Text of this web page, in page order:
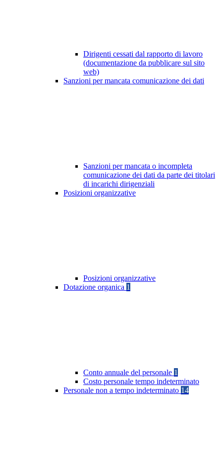
Dirigenti cessati dal rapporto di lavoro
(documentazione da pubblicare sul sito
web)
Sanzioni per mancata comunicazione dei dati
Sanzioni per mancata o incompleta
comunicazione dei dati da parte dei titolari
di incarichi dirigenziali
Posizioni organizzative
Posizioni organizzative
Dotazione organica 1
Conto annuale del personale 1
Costo personale tempo indeterminato
Personale non a tempo indeterminato 14